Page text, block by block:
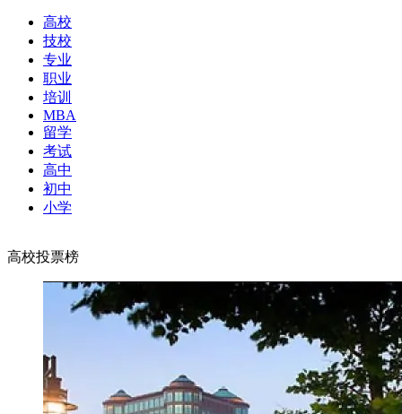
高校
技校
专业
职业
培训
MBA
留学
考试
高中
初中
小学
高校投票榜